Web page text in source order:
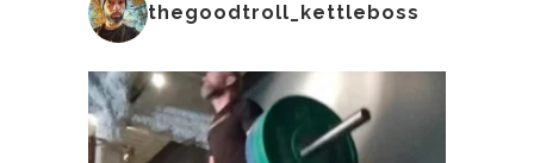
thegoodtroll_kettleboss